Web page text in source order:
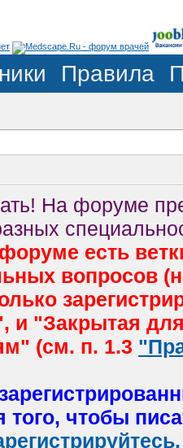
Правила
На форуме
есть
вопросов
и "Закрытая
(см. п. 1.3
того, чтобы